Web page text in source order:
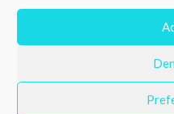
Número de
Email